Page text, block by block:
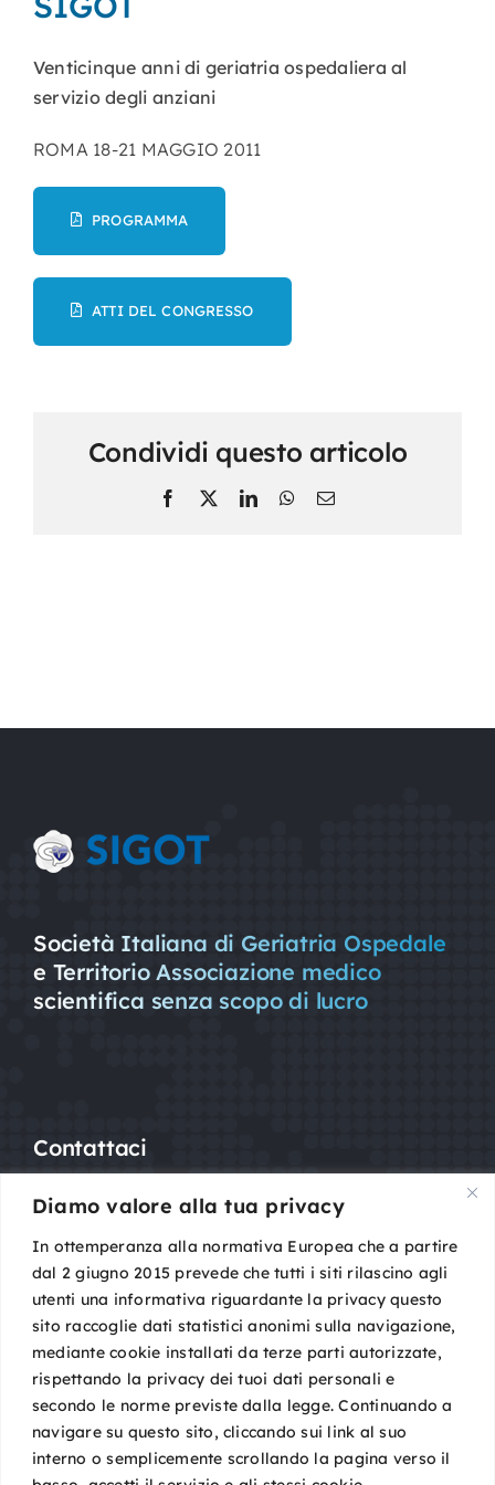
Diamo valore alla tua privacy
In ottemperanza alla normativa Europea che a partire
dal 2 giugno 2015 prevede che tutti i siti rilascino agli
utenti una informativa riguardante la privacy questo
sito raccoglie dati statistici anonimi sulla navigazione,
mediante cookie installati da terze parti autorizzate,
rispettando la privacy dei tuoi dati personali e
secondo le norme previste dalla legge. Continuando a
navigare su questo sito, cliccando sui link al suo
interno o semplicemente scrollando la pagina verso il
Nursing
Contatti
Area Soci
Venticinque anni di geriatria ospedaliera al
servizio degli anziani
ROMA 18-21 MAGGIO 2011
PROGRAMMA
ATTI DEL CONGRESSO
Condividi questo articolo
Facebook
X LinkedInWhatsApp
Email
Società Italiana di Geriatria Ospedale
e Territorio Associazione medico
scientifica senza scopo di lucro
Contattaci
Mail:segreteria@sigot.org
PEC:
sigot@pec.it
c/o Planning Congressi,
Via Guelfa, 9
40138 Bologna
Cod. Fisc. 96081590588
P. IVA 02149801009